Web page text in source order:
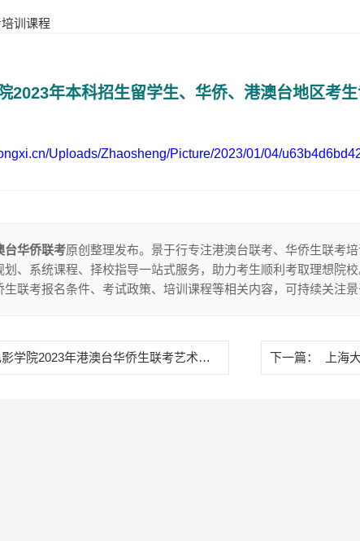
2023年本科招生留学生、华侨、港澳台地区考
Uploads/Zhaosheng/Picture/2023/01/04/
台华侨联考原创整理发布。景于行专注港澳台联考、华侨生联考
、系统课程、择校指导一站式服务，助力考生顺利考取理想院校
联考报名条件、考试政策、培训课程等相关内容，可持续关注
2023年港澳台华侨生联考艺术类本科、高职招生系统使用指南 下一篇： 上海大学